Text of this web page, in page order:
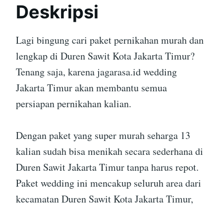
Deskripsi
Lagi bingung cari paket pernikahan murah dan
lengkap di Duren Sawit Kota Jakarta Timur?
Tenang saja, karena jagarasa.id wedding
Jakarta Timur akan membantu semua
persiapan pernikahan kalian.
Dengan paket yang super murah seharga 13
kalian sudah bisa menikah secara sederhana di
Duren Sawit Jakarta Timur tanpa harus repot.
Paket wedding ini mencakup seluruh area dari
kecamatan Duren Sawit Kota Jakarta Timur,